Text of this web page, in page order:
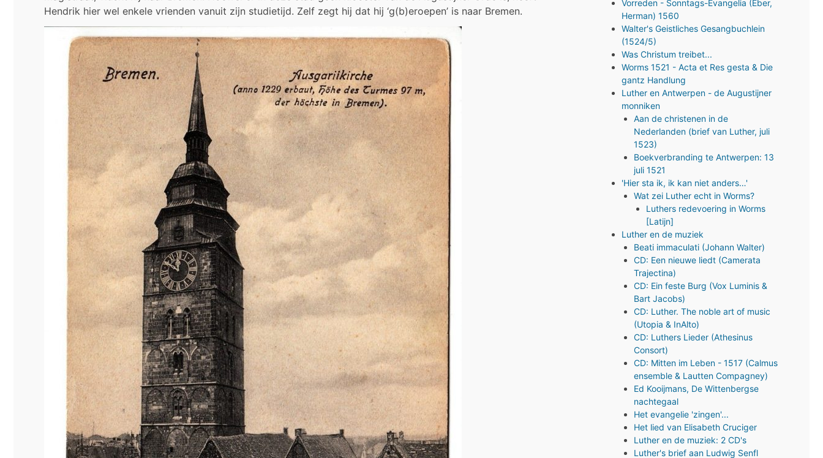
Hendrik hier wel enkele vrienden vanuit zijn studietijd. Zelf zegt hij dat hij ‘g(b)eroepen’ is naar Bremen.
Vorreden - Sonntags-Evangelia (Eber,
Herman) 1560
Walter's Geistliches Gesangbuchlein
(1524/5)
Was Christum treibet...
Worms 1521 - Acta et Res gesta & Die
gantz Handlung
Luther en Antwerpen - de Augustijner
monniken
Aan de christenen in de
Nederlanden (brief van Luther, juli
1523)
Boekverbranding te Antwerpen: 13
juli 1521
'Hier sta ik, ik kan niet anders…'
Wat zei Luther echt in Worms?
Luthers redevoering in Worms
[Latijn]
Luther en de muziek
Beati immaculati (Johann Walter)
CD: Een nieuwe liedt (Camerata
Trajectina)
CD: Ein feste Burg (Vox Luminis &
Bart Jacobs)
CD: Luther. The noble art of music
(Utopia & InAlto)
CD: Luthers Lieder (Athesinus
Consort)
CD: Mitten im Leben - 1517 (Calmus
ensemble & Lautten Compagney)
Ed Kooijmans, De Wittenbergse
nachtegaal
Het evangelie 'zingen'...
Het lied van Elisabeth Cruciger
Luther en de muziek: 2 CD's
Luther's brief aan Ludwig Senfl